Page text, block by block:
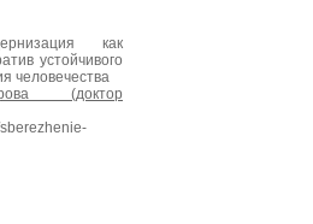
как
устойчивого
человечества
(доктор